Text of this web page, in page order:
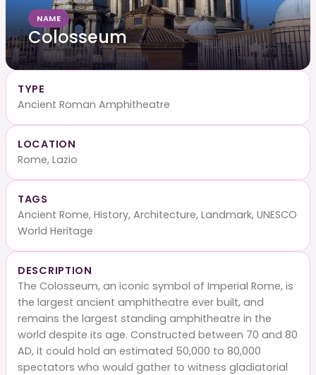
NAME
Colosseum
TYPE
Ancient Roman Amphitheatre
LOCATION
Rome, Lazio
TAGS
Ancient Rome, History, Architecture, Landmark, UNESCO
World Heritage
DESCRIPTION
The Colosseum, an iconic symbol of Imperial Rome, is
the largest ancient amphitheatre ever built, and
remains the largest standing amphitheatre in the
world despite its age. Constructed between 70 and 80
AD, it could hold an estimated 50,000 to 80,000
spectators who would gather to witness gladiatorial